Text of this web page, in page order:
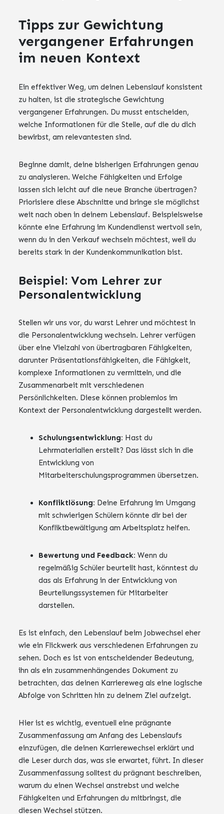
Tipps zur Gewichtung
vergangener Erfahrungen
im neuen Kontext
Ein effektiver Weg, um deinen Lebenslauf konsistent
zu halten, ist die strategische Gewichtung
vergangener Erfahrungen. Du musst entscheiden,
welche Informationen für die Stelle, auf die du dich
bewirbst, am relevantesten sind.
Beginne damit, deine bisherigen Erfahrungen genau
zu analysieren. Welche Fähigkeiten und Erfolge
lassen sich leicht auf die neue Branche übertragen?
Priorisiere diese Abschnitte und bringe sie möglichst
weit nach oben in deinem Lebenslauf. Beispielsweise
könnte eine Erfahrung im Kundendienst wertvoll sein,
wenn du in den Verkauf wechseln möchtest, weil du
bereits stark in der Kundenkommunikation bist.
Beispiel: Vom Lehrer zur
Personalentwicklung
Stellen wir uns vor, du warst Lehrer und möchtest in
die Personalentwicklung wechseln. Lehrer verfügen
über eine Vielzahl von übertragbaren Fähigkeiten,
darunter Präsentationsfähigkeiten, die Fähigkeit,
komplexe Informationen zu vermitteln, und die
Zusammenarbeit mit verschiedenen
Persönlichkeiten. Diese können problemlos im
Kontext der Personalentwicklung dargestellt werden.
Schulungsentwicklung: Hast du
Lehrmaterialien erstellt? Das lässt sich in die
Entwicklung von
Mitarbeiterschulungsprogrammen übersetzen.
Konfliktlösung: Deine Erfahrung im Umgang
mit schwierigen Schülern könnte dir bei der
Konfliktbewältigung am Arbeitsplatz helfen.
Bewertung und Feedback: Wenn du
regelmäßig Schüler beurteilt hast, könntest du
das als Erfahrung in der Entwicklung von
Beurteilungssystemen für Mitarbeiter
darstellen.
Es ist einfach, den Lebenslauf beim Jobwechsel eher
wie ein Flickwerk aus verschiedenen Erfahrungen zu
sehen. Doch es ist von entscheidender Bedeutung,
ihn als ein zusammenhängendes Dokument zu
betrachten, das deinen Karriereweg als eine logische
Abfolge von Schritten hin zu deinem Ziel aufzeigt.
Hier ist es wichtig, eventuell eine prägnante
Zusammenfassung am Anfang des Lebenslaufs
einzufügen, die deinen Karrierewechsel erklärt und
die Leser durch das, was sie erwartet, führt. In dieser
Zusammenfassung solltest du prägnant beschreiben,
warum du einen Wechsel anstrebst und welche
Fähigkeiten und Erfahrungen du mitbringst, die
diesen Wechsel stützen.